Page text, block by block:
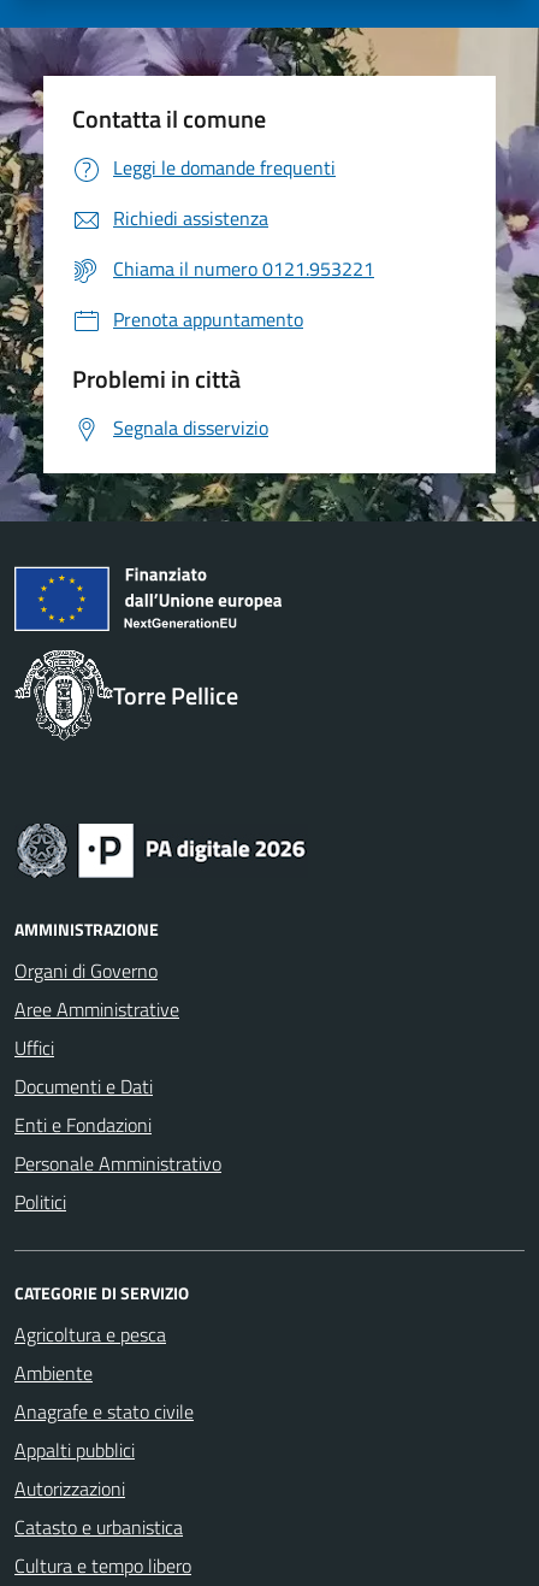
Contatta il comune
Leggi le domande frequenti
Richiedi assistenza
Chiama il numero 0121.953221
Prenota appuntamento
Problemi in città
Segnala disservizio
Torre Pellice
AMMINISTRAZIONE
Organi di Governo
Aree Amministrative
Uffici
Documenti e Dati
Enti e Fondazioni
Personale Amministrativo
Politici
CATEGORIE DI SERVIZIO
Agricoltura e pesca
Ambiente
Anagrafe e stato civile
Appalti pubblici
Autorizzazioni
Catasto e urbanistica
Cultura e tempo libero